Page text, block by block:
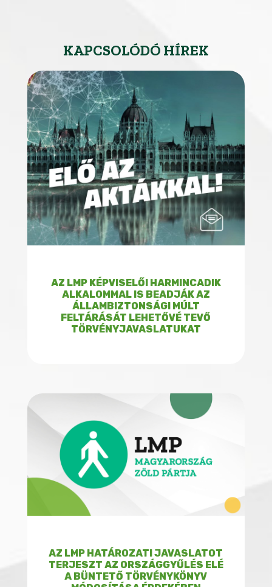
KAPCSOLÓDÓ HÍREK
AZ LMP KÉPVISELŐI HARMINCADIK
ALKALOMMAL IS BEADJÁK AZ
ÁLLAMBIZTONSÁGI MÚLT
FELTÁRÁSÁT LEHETŐVÉ TEVŐ
TÖRVÉNYJAVASLATUKAT
AZ LMP HATÁROZATI JAVASLATOT
TERJESZT AZ ORSZÁGGYŰLÉS ELÉ
A BÜNTETŐ TÖRVÉNYKÖNYV